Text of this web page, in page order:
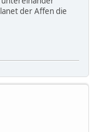
der Affen die